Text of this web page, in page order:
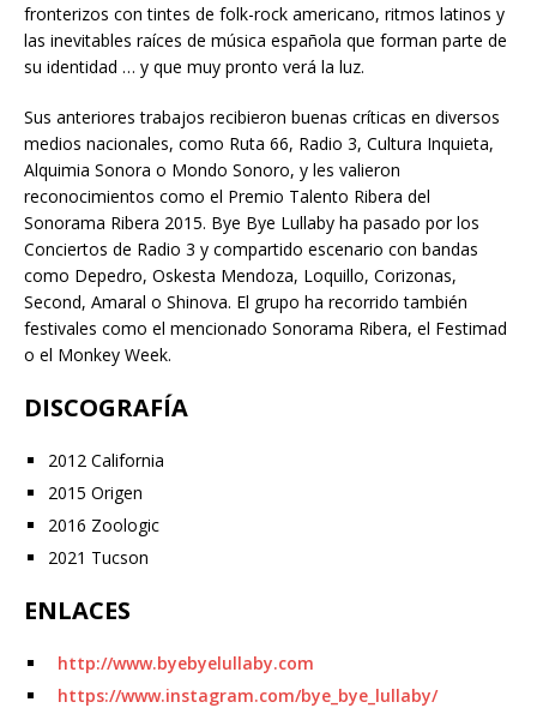
fronterizos con tintes de folk-rock americano, ritmos latinos y
las inevitables raíces de música española que forman parte de
su identidad … y que muy pronto verá la luz.
Sus anteriores trabajos recibieron buenas críticas en diversos
medios nacionales, como Ruta 66, Radio 3, Cultura Inquieta,
Alquimia Sonora o Mondo Sonoro, y les valieron
reconocimientos como el Premio Talento Ribera del
Sonorama Ribera 2015. Bye Bye Lullaby ha pasado por los
Conciertos de Radio 3 y compartido escenario con bandas
como Depedro, Oskesta Mendoza, Loquillo, Corizonas,
Second, Amaral o Shinova. El grupo ha recorrido también
festivales como el mencionado Sonorama Ribera, el Festimad
o el Monkey Week.
DISCOGRAFÍA
2012 California
2015 Origen
2016 Zoologic
2021 Tucson
ENLACES
http://www.byebyelullaby.com
https://www.instagram.com/bye_bye_lullaby/